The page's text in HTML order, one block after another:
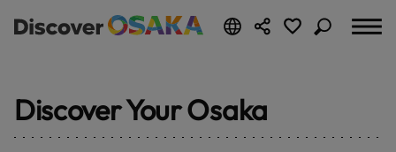
Discover Your Osaka